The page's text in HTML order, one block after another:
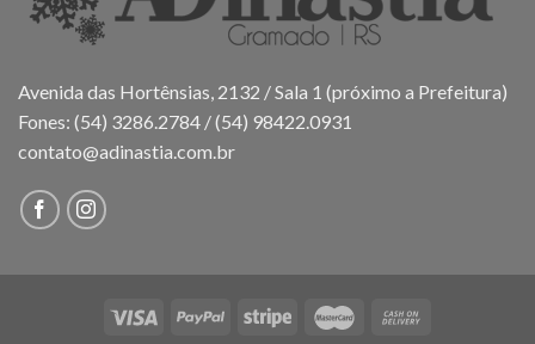
Avenida das Hortênsias, 2132 / Sala 1 (próximo a Prefeitura)
Fones: (54) 3286.2784 / (54) 98422.0931
contato@adinastia.com.br